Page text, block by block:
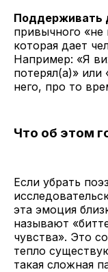
Поддерживать
привычного «не
которая дает
Например: «Я
потерял(а)»
него, про то
Что об этом
Если убрать
эта эмоция
называют
чувства». Это
тепло
такая сложная